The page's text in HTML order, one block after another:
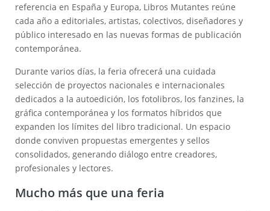
referencia en España y Europa, Libros Mutantes reúne
cada año a editoriales, artistas, colectivos, diseñadores y
público interesado en las nuevas formas de publicación
contemporánea.
Durante varios días, la feria ofrecerá una cuidada
selección de proyectos nacionales e internacionales
dedicados a la autoedición, los fotolibros, los fanzines, la
gráfica contemporánea y los formatos híbridos que
expanden los límites del libro tradicional. Un espacio
donde conviven propuestas emergentes y sellos
consolidados, generando diálogo entre creadores,
profesionales y lectores.
Mucho más que una feria